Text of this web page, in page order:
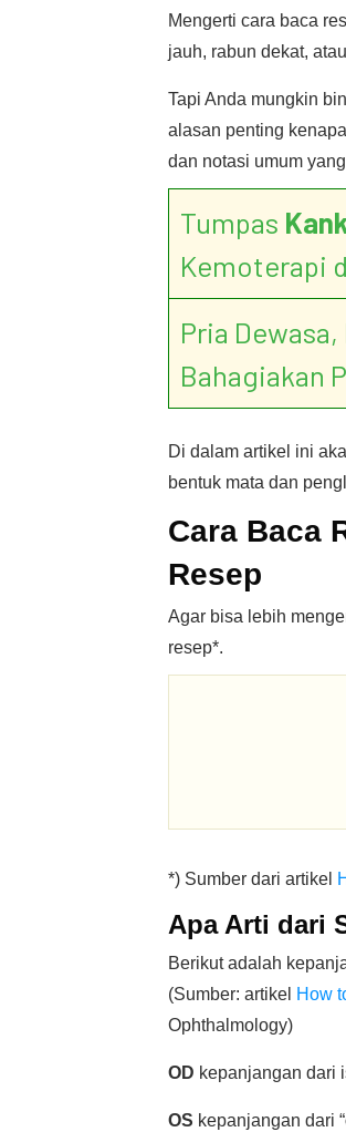
Mengerti cara baca
jauh, rabun dekat,
Tapi Anda mungkin
alasan penting
dan notasi umum
Tumpas
Kemoterapi
Pria Dewasa,
Bahagiakan
Di dalam artikel ini
bentuk mata dan
Cara Baca
Resep
Agar bisa lebih
resep*.
*) Sumber dari artikel
Apa Arti dari
Berikut adalah
(Sumber: artikel How
Ophthalmology)
OD kepanjangan dari
OS kepanjangan dari “